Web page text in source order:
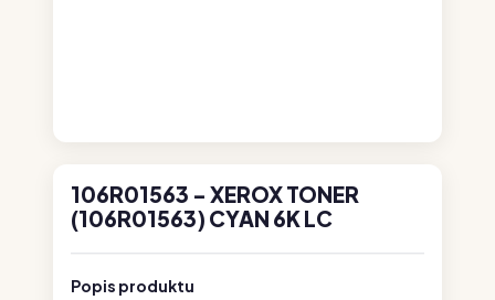
106R01563 - XEROX TONER
(106R01563) CYAN 6K LC
Popis produktu